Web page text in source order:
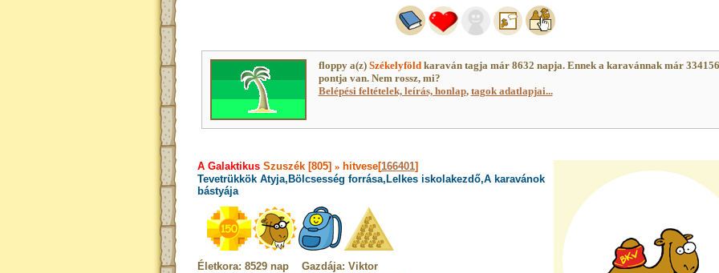
floppy a(z) Székelyföldkaraván tagja már 8632 napja. Ennek a karavánnak már
pontja van. Nem rossz, mi?
Belépési feltételek, leírás, honlap, tagok adatlapjai...
A GalaktikusSzuszék [805] » hitvese[166401]
Tevetrükkök Atyja,Bölcsesség forrása,Lelkes iskolakezdő,A karavánok
bástyája
Életkora: 8529 nap Gazdája: Viktor